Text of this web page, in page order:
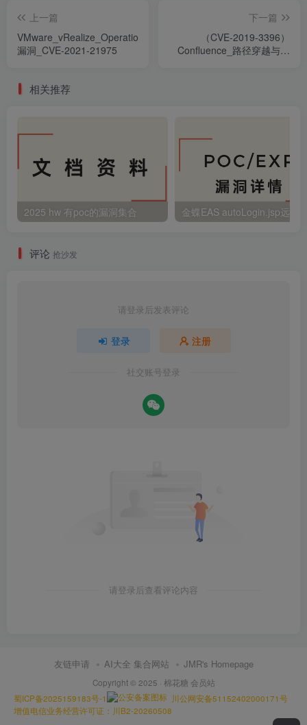
上一篇
VMware_vRealize_Operations_Manager_SSRF
漏洞_CVE-2021-21975
下一篇
（CVE-2019-3396）
Confluence_路径穿越与命
相关推荐
2025 hw 有poc的漏洞集合
评论 抢沙发
请登录后发表评论
登录 注册
社交账号登录
请登录后查看评论内容
友链申请 AI大全 集合网站 JMR's Homepage
Copyright © 2025 · 棉花糖 会员站
蜀ICP备2025159183号-1
川公网安备51152402000171号
增值电信业务经营许可证：川B2-20260508